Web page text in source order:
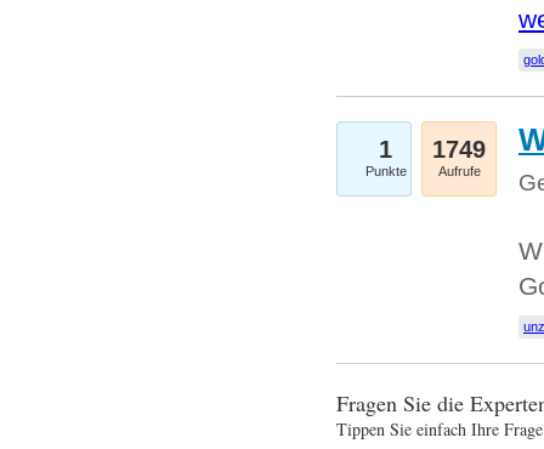
1
Punkte
1749
Aufrufe
Fragen Sie die
Tippen Sie einfach Ihre